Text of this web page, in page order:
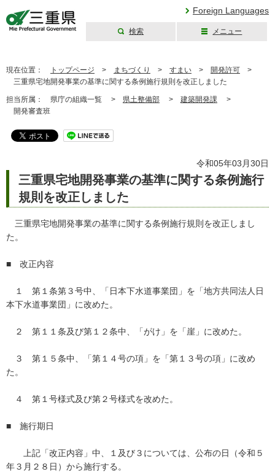
Foreign Languages
検索 メニュー
現在位置： トップページ > まちづくり > すまい > 開発許可 >
三重県宅地開発事業の基準に関する条例施行規則を改正しました
担当所属： 県庁の組織一覧 > 県土整備部 > 建築開発課 >
開発審査班
令和05年03月30日
三重県宅地開発事業の基準に関する条例施行
規則を改正しました
三重県宅地開発事業の基準に関する条例施行規則を改正しまし
た。
■ 改正内容
１ 第１条第３号中、「日本下水道事業団」を「地方共同法人日
本下水道事業団」に改めた。
２ 第１１条及び第１２条中、「がけ」を「崖」に改めた。
３ 第１５条中、「第１４号の項」を「第１３号の項」に改め
た。
４ 第１号様式及び第２号様式を改めた。
■ 施行期日
上記「改正内容」中、１及び３については、公布の日（令和５
年３月２８日）から施行する。